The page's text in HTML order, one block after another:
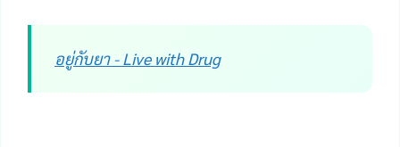
อยู่กับยา - Live with Drug